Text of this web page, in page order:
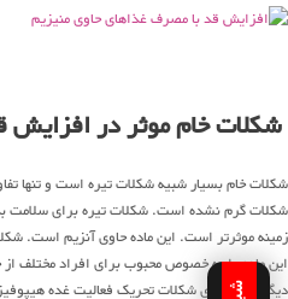
شکلات خام موثر در افزایش
شکلات خام بسیار شبیه شکلات تیره است و تنها
شکلات گرم نشده است. شکلات تیره برای سلامت
زمینه موثرتر است. این ماده حاوی آنزیم است.
این ماده را به خصوص محبوب برای افراد مختلف
دیگر کارکردهای شکلات تحریک فعالیت غده